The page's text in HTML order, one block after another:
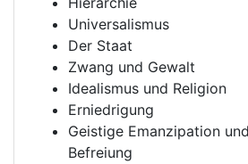
Universalismus
Der Staat
Zwang und Gewalt
Idealismus und Religion
Erniedrigung
Geistige Emanzipation
Befreiung